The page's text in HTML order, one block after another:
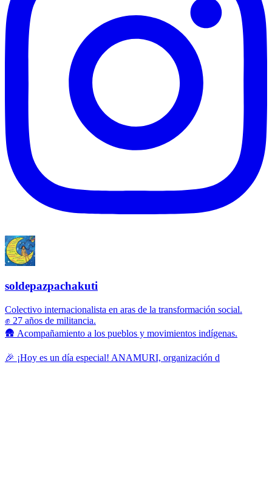
soldepazpachakuti
Colectivo internacionalista en aras de la transformación social.
✊ 27 años de militancia.
🛖 Acompañamiento a los pueblos y movimientos indígenas.
🎉 ¡Hoy es un día especial! ANAMURI, organización d